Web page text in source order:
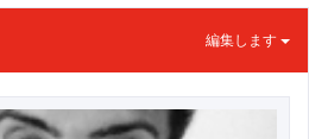
編集します